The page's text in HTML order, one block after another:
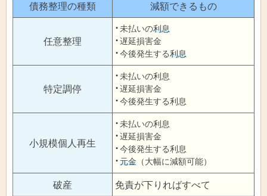
債務整理の種類 減額できるもの
任意整理
未払いの利息
遅延損害金
今後発生する利息
特定調停
未払いの利息
遅延損害金
今後発生する利息
小規模個人再生
未払いの利息
遅延損害金
今後発生する利息
元金 （大幅に減額可能）
破産 免責が下りればすべて